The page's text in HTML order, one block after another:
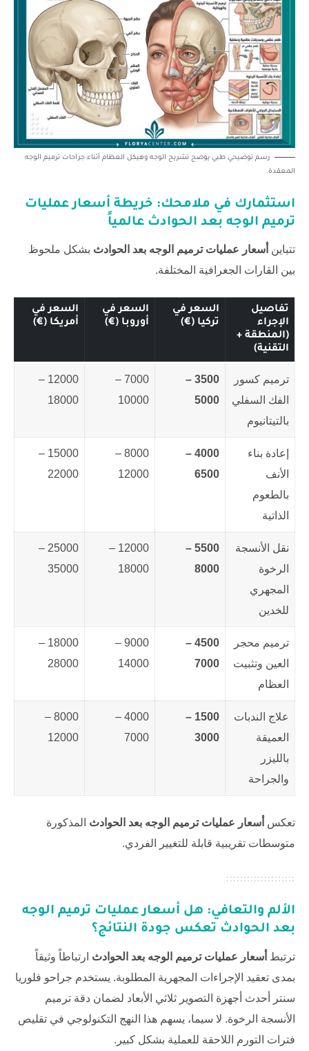
رسم توضيحي طبي يوضح تشريح الوجه وهيكل العظام أثناء جراحات ترميم الوجه
المعقدة.
استثمارك في ملامحك: خريطة أسعار عمليات
ترميم الوجه بعد الحوادث عالمياً
تتباين أسعار عمليات ترميم الوجه بعد الحوادث بشكل ملحوظ
بين القارات الجغرافية المختلفة.
تفاصيل
الإجراء
(المنطقة +
التقنية)
السعر في
تركيا (€)
السعر في
أوروبا (€)
السعر في
أمريكا (€)
ترميم كسور
الفك السفلي
بالتيتانيوم
3500 –
5000
7000 –
10000
12000 –
18000
إعادة بناء
الأنف
بالطعوم
الذاتية
4000 –
6500
8000 –
12000
15000 –
22000
نقل الأنسجة
الرخوة
المجهري
للخدين
5500 –
8000
12000 –
18000
25000 –
35000
ترميم محجر
العين وتثبيت
العظام
4500 –
7000
9000 –
14000
18000 –
28000
علاج الندبات
العميقة
بالليزر
والجراحة
1500 –
3000
4000 –
7000
8000 –
12000
تعكس أسعار عمليات ترميم الوجه بعد الحوادث المذكورة
متوسطات تقريبية قابلة للتغيير الفردي.
الألم والتعافي: هل أسعار عمليات ترميم الوجه
بعد الحوادث تعكس جودة النتائج؟
ترتبط أسعار عمليات ترميم الوجه بعد الحوادث ارتباطاً وثيقاً
بمدى تعقيد الإجراءات المجهرية المطلوبة. يستخدم جراحو فلوريا
سنتر
أحدث أجهزة التصوير ثلاثي الأبعاد لضمان دقة ترميم
الأنسجة الرخوة. لا سيما، يسهم هذا النهج التكنولوجي في تقليص
فترات التورم اللاحقة للعملية بشكل كبير.